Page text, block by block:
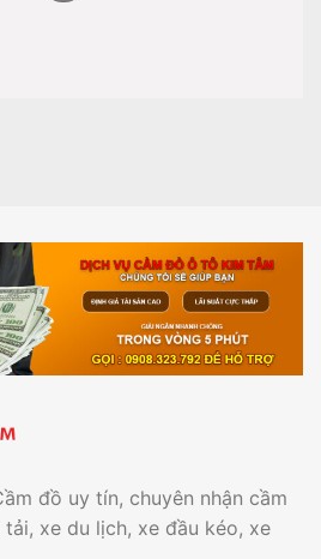
đồ uy tín, chuyên nhận cầm
xe du lịch, xe đầu kéo, xe